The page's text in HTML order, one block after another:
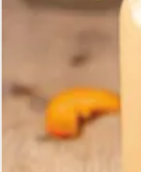
Tarp populiariausių
milteliai ir žirnių
natūralios sudėties ir
receptuose. Taip pat
milteliai, kurie gali būti
net kepiniams.
Augaliniai baltymų